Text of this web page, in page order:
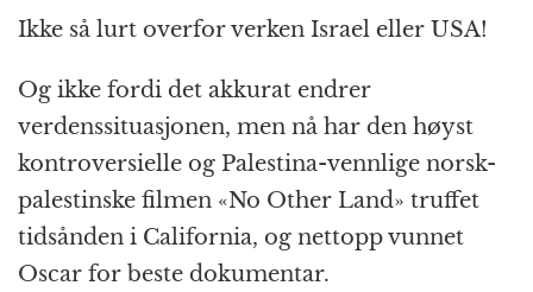
Ikke så lurt overfor verken Israel eller USA!
Og ikke fordi det akkurat endrer
verdenssituasjonen, men nå har den høyst
kontroversielle og Palestina-vennlige norsk-
palestinske filmen «No Other Land» truffet
tidsånden i California, og nettopp vunnet
Oscar for beste dokumentar.